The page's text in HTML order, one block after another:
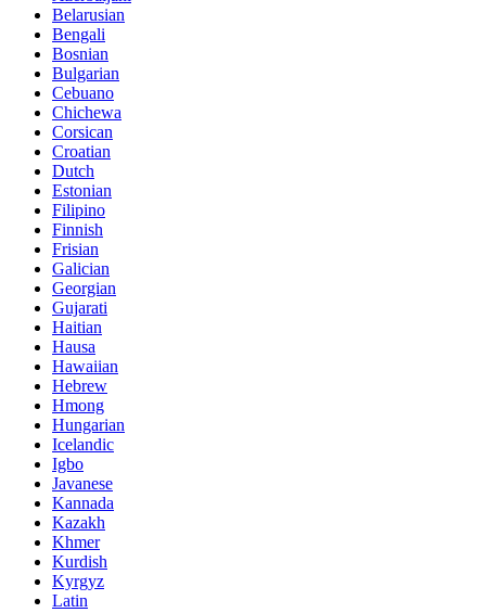
Belarusian
Bengali
Bosnian
Bulgarian
Cebuano
Chichewa
Corsican
Croatian
Dutch
Estonian
Filipino
Finnish
Frisian
Galician
Georgian
Gujarati
Haitian
Hausa
Hawaiian
Hebrew
Hmong
Hungarian
Icelandic
Igbo
Javanese
Kannada
Kazakh
Khmer
Kurdish
Kyrgyz
Latin